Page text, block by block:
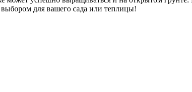
для вашего сада или теплицы!